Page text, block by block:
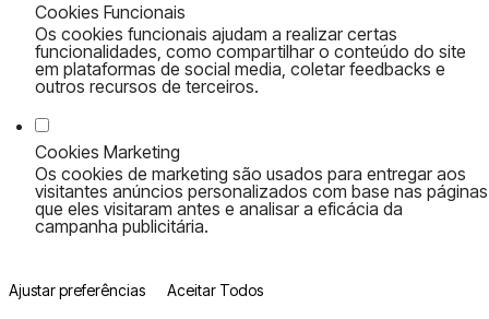
Cookies Funcionais
Os cookies funcionais ajudam a realizar certas
funcionalidades, como compartilhar o conteúdo do site
em plataformas de social media, coletar feedbacks e
outros recursos de terceiros.
Cookies Marketing
Os cookies de marketing são usados para entregar aos
visitantes anúncios personalizados com base nas páginas
que eles visitaram antes e analisar a eficácia da
campanha publicitária.
Ajustar preferências Aceitar Todos